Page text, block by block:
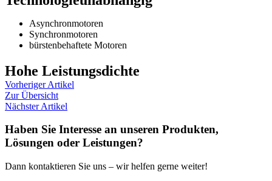
Asynchronmotoren
Synchronmotoren
bürstenbehaftete Motoren
Hohe Leistungsdichte
Vorheriger Artikel
Zur Übersicht
Nächster Artikel
Haben Sie Interesse an unseren Produkten,
Lösungen oder Leistungen?
Dann kontaktieren Sie uns – wir helfen gerne weiter!